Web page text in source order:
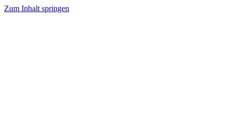
Zum Inhalt springen